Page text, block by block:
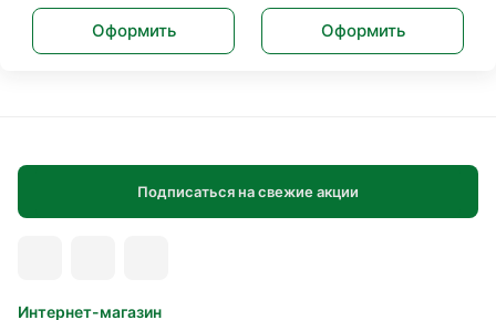
Оформить Оформить
Подписаться на свежие акции
Интернет-магазин